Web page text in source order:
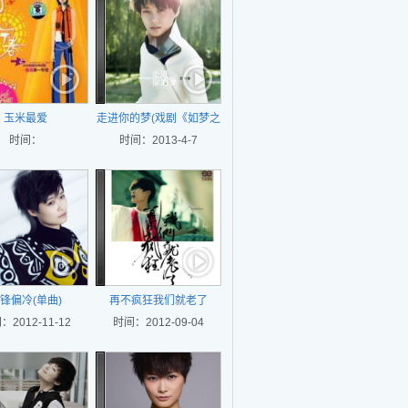
玉米最爱
时间：
走进你的梦(戏剧《如梦之
梦》主题曲)
时间：2013-4-7
偏冷(单曲)
2012-11-12
再不疯狂我们就老了
时间：2012-09-04